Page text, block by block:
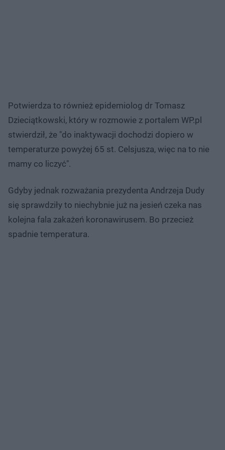
Potwierdza to również epidemiolog dr Tomasz
Dzieciątkowski, który w rozmowie z portalem WP.pl
stwierdził, że "do inaktywacji dochodzi dopiero w
temperaturze powyżej 65 st. Celsjusza, więc na to nie
mamy co liczyć".
Gdyby jednak rozważania prezydenta Andrzeja Dudy
się sprawdziły to niechybnie już na jesień czeka nas
kolejna fala zakażeń koronawirusem. Bo przecież
spadnie temperatura.